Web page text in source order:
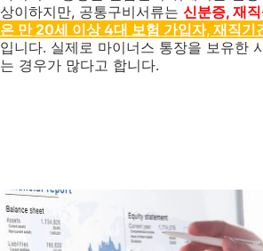
상이하지만, 공통구비서류는 신분증, 재
은 만 20세 이상 4대 보험 가입자, 재직
입니다. 실제로 마이너스 통장을 보유한
는 경우가 많다고 합니다.